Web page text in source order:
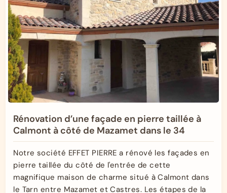
Rénovation d’une façade en pierre taillée à
Calmont à côté de Mazamet dans le 34
Notre société EFFET PIERRE a rénové les façades en
pierre taillée du côté de l'entrée de cette
magnifique maison de charme situé à Calmont dans
le Tarn entre Mazamet et Castres. Les étapes de la